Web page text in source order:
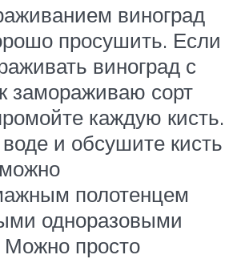
виноград
просушить. Если
виноград с
замораживаю сорт
каждую кисть.
и обсушите кисть
полотенцем
одноразовыми
Можно просто